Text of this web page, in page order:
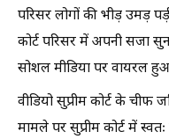
परिसर लोगों की भीड़ उमड़
कोर्ट परिसर में अपनी सजा
सोशल मीडिया पर वायरल
वीडियो सुप्रीम कोर्ट के चीफ
मामले पर सुप्रीम कोर्ट में